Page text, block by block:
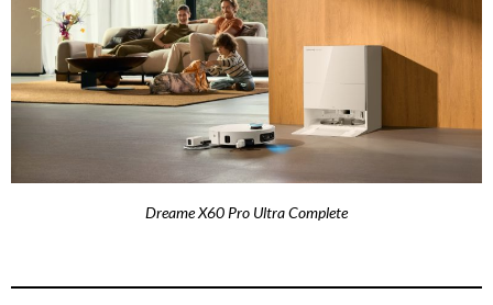
Dreame X60 Pro Ultra Complete